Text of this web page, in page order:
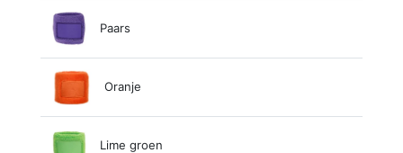
Paars
Oranje
Lime groen